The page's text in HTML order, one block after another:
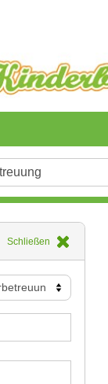
Schließen